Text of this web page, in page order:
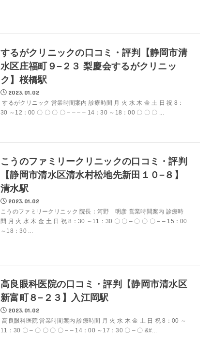
するがクリニックの口コミ・評判【静岡市清
水区庄福町９−２３ 梨慶会するがクリニッ
ク】桜橋駅
2023.01.02
するがクリニック 営業時間案内 診療時間 月 火 水 木 金 土 日 祝 8：
30 ～12：00 〇 〇 〇 〇 – – – – 14：30 ～18：00 〇 〇 〇 ...
こうのファミリークリニックの口コミ・評判
【静岡市清水区清水村松地先新田１０−８】
清水駅
2023.01.02
こうのファミリークリニック 院長：河野 明彦 営業時間案内 診療時
間 月 火 水 木 金 土 日 祝 8：30 ～11：30 〇 〇 – 〇 〇 〇 – – 15：00
～18：30 ...
高良眼科医院の口コミ・評判【静岡市清水区
新富町８−２３】入江岡駅
2023.01.02
高良眼科医院 営業時間案内 診療時間 月 火 水 木 金 土 日 祝 8：00 ～
11：30 〇 – 〇 〇 〇 〇 – – 14：00 ～17：30 〇 – 〇 &#...